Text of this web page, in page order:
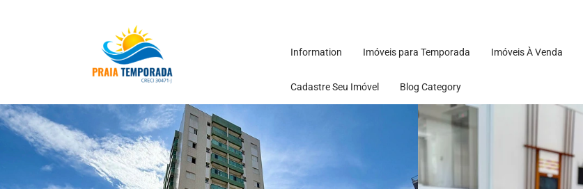
Information Imóveis para Temporada Imóveis À Venda
Cadastre Seu Imóvel Blog Category